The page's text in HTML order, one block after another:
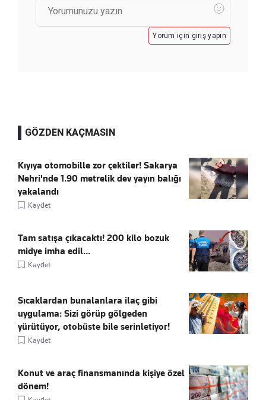
Yorum için giriş yapın
GÖZDEN KAÇMASIN
Kıyıya otomobille zor çektiler! Sakarya
Nehri'nde 1.90 metrelik dev yayın balığı
yakalandı
Kaydet
Tam satışa çıkacaktı! 200 kilo bozuk
midye imha edil...
Kaydet
Sıcaklardan bunalanlara ilaç gibi
uygulama: Sizi görüp gölgeden
yürütüyor, otobüste bile serinletiyor!
Kaydet
Konut ve araç finansmanında kişiye özel
dönem!